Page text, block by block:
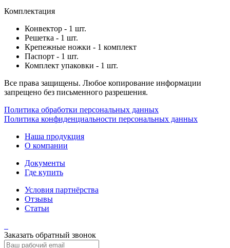
Комплектация
Конвектор - 1 шт.
Решетка - 1 шт.
Крепежные ножки - 1 комплект
Паспорт - 1 шт.
Комплект упаковки - 1 шт.
Все права защищены. Любое копирование информации
запрещено без письменного разрешения.
Политика обработки персональных данных
Политика конфиденциальности персональных данных
Наша продукция
О компании
Документы
Где купить
Условия партнёрства
Отзывы
Статьи
Заказать обратный звонок